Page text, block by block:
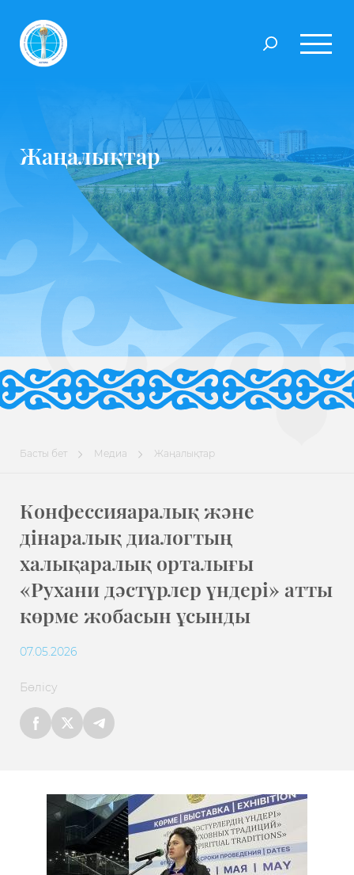
Жаңалықтар
Басты бет Медиа Жаңалықтар
Конфессияаралық және
дінаралық диалогтың
халықаралық орталығы
«Рухани дәстүрлер үндері» атты
көрме жобасын ұсынды
07.05.2026
Бөлісу